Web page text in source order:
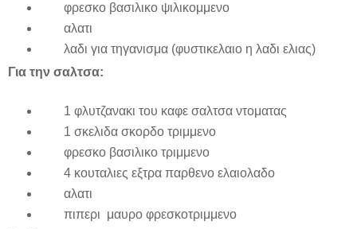
φρεσκο βασιλικο ψιλικομμενο
αλατι
λαδι για τηγανισμα (φυστικελαιο η λαδι ελιας)
Για την σαλτσα:
1 φλυτζανακι του καφε σαλτσα ντοματας
1 σκελιδα σκορδο τριμμενο
φρεσκoβασιλικο τριμμενο
4 κουταλιες εξτρα παρθενο ελαιολαδο
αλατι
πιπερι μαυρο φρεσκοτριμμενο